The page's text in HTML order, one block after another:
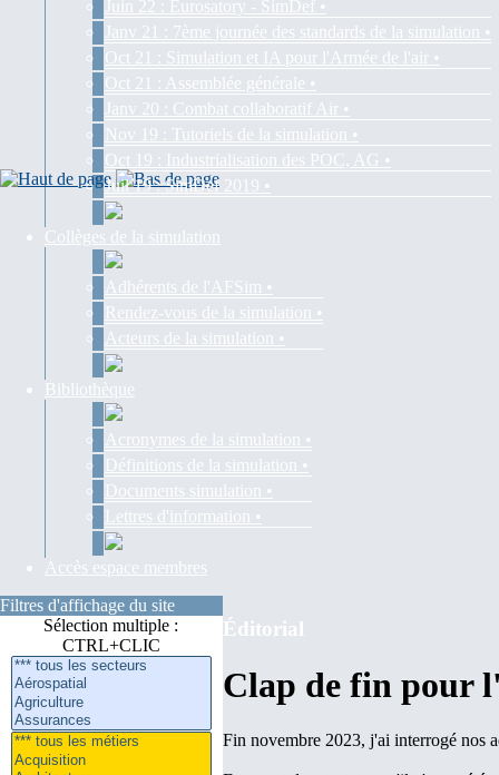
Juin 22 : Eurosatory - SimDef •
Janv 21 : 7ème journée des standards de la simulation •
Oct 21 : Simulation et IA pour l'Armée de l'air •
Oct 21 : Assemblée générale •
Janv 20 : Combat collaboratif Air •
Nov 19 : Tutoriels de la simulation •
Oct 19 : Industrialisation des POC, AG •
Juil 19 : SimDef 2019 •
Collèges de la simulation
Adhérents de l'AFSim •
Rendez-vous de la simulation •
Acteurs de la simulation •
Bibliothèque
Acronymes de la simulation •
Définitions de la simulation •
Documents simulation •
Lettres d'information •
Accès espace membres
Filtres d'affichage du site
Sélection multiple :
CTRL+CLIC
Éditorial
Clap de fin pour
Fin novembre 2023, j'ai interrogé nos